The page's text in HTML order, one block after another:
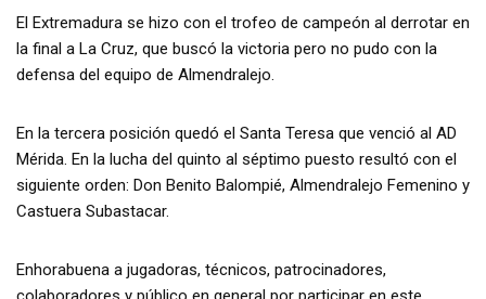
El Extremadura se hizo con el trofeo de campeón al derrotar en
la final a La Cruz, que buscó la victoria pero no pudo con la
defensa del equipo de Almendralejo.
En la tercera posición quedó el Santa Teresa que venció al AD
Mérida. En la lucha del quinto al séptimo puesto resultó con el
siguiente orden: Don Benito Balompié, Almendralejo Femenino y
Castuera Subastacar.
Enhorabuena a jugadoras, técnicos, patrocinadores,